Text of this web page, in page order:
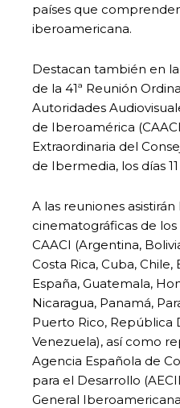
países que
iberoamericana.
Destacan también en
de la 41ª Reunión
Autoridades
de Iberoamérica
Extraordinaria del
de Ibermedia, los días
A las reuniones
cinematográficas de
CAACI (Argentina,
Costa Rica, Cuba, Chile,
España, Guatemala,
Nicaragua, Panamá,
Puerto Rico, República
Venezuela), así como
Agencia Española de
para el Desarrollo
General